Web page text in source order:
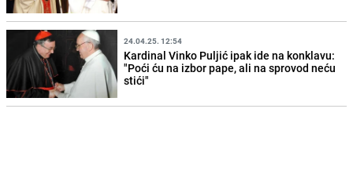
24.04.25. 12:54
Kardinal Vinko Puljić ipak ide na konklavu:
"Poći ću na izbor pape, ali na sprovod neću
stići"